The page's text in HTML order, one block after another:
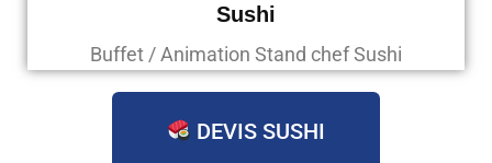
Sushi
Buffet / Animation Stand chef Sushi
DEVIS SUSHI